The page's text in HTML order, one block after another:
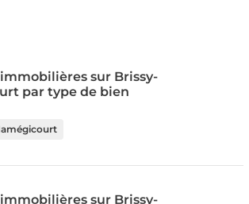
sur Brissy-
par type de bien
sur Brissy-